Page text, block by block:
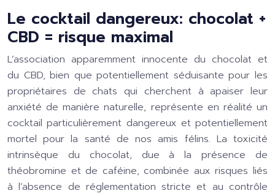
Le cocktail dangereux: chocolat +
CBD = risque maximal
L’association apparemment innocente du chocolat et
du CBD, bien que potentiellement séduisante pour les
propriétaires de chats qui cherchent à apaiser leur
anxiété de manière naturelle, représente en réalité un
cocktail particulièrement dangereux et potentiellement
mortel pour la santé de nos amis félins. La toxicité
intrinsèque du chocolat, due à la présence de
théobromine et de caféine, combinée aux risques liés
à l’absence de réglementation stricte et au contrôle